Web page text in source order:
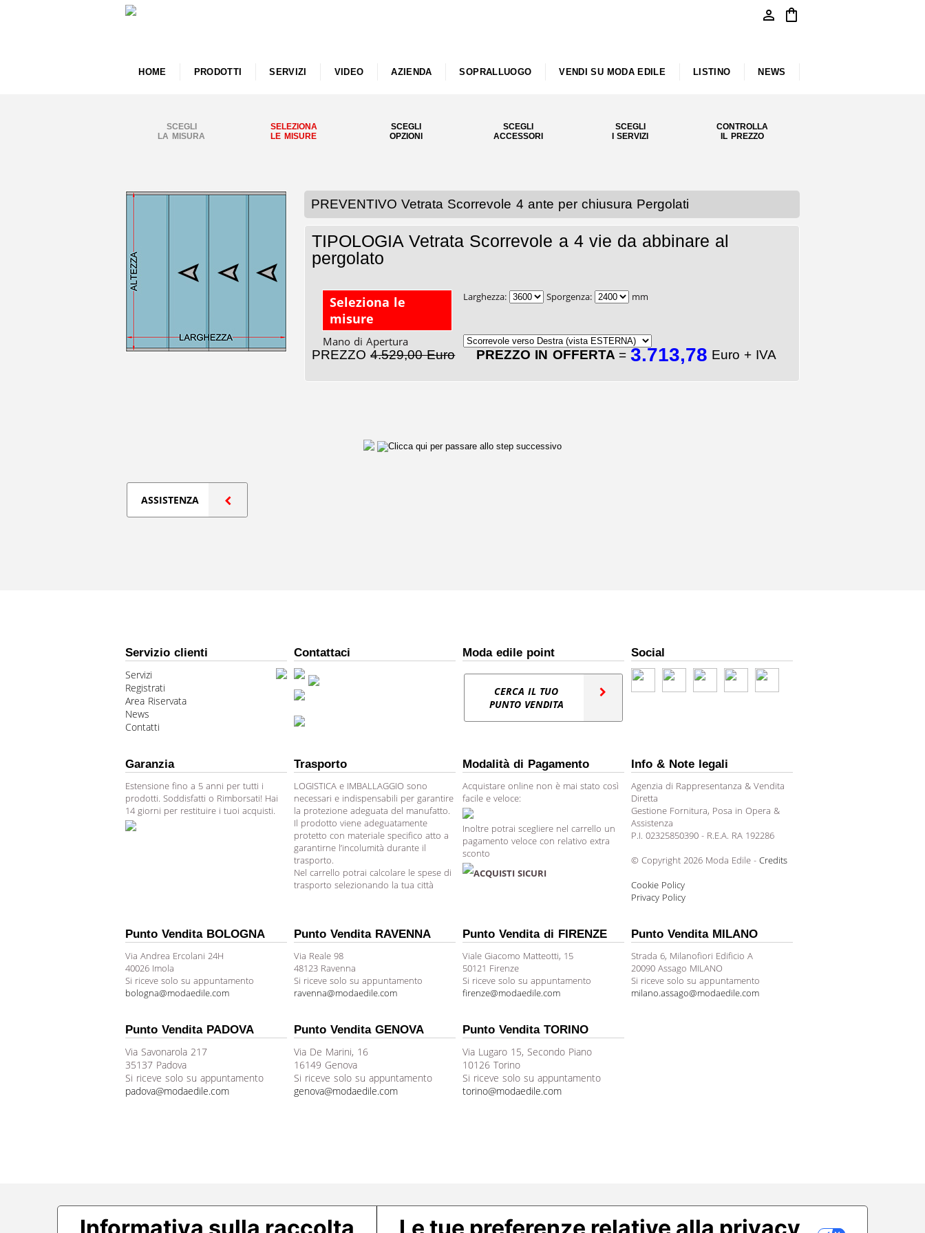
person shopping_bag
HOME PRODOTTI SERVIZI VIDEO AZIENDA SOPRALLUOGO VENDI SU MODA EDILE LISTINO NEWS
SCEGLI
LA MISURA
SELEZIONA
LE MISURE
SCEGLI
OPZIONI
SCEGLI
ACCESSORI
SCEGLI
I SERVIZI
CONTROLLA
IL PREZZO
PREVENTIVO Vetrata Scorrevole 4 ante per chiusura Pergolati
TIPOLOGIA Vetrata Scorrevole a 4 vie da abbinare al
pergolato
Seleziona le
misure
Larghezza: Sporgenza: mm
Mano di Apertura
PREZZO4.529,00 Euro PREZZO IN OFFERTA = 3.713,78 Euro + IVA
ASSISTENZA
Servizio clienti
Servizi
Registrati
Area Riservata
News
Contatti
Contattaci Moda edile point
CERCA IL TUO
PUNTO VENDITA
Social
Garanzia
Estensione fino a 5 anni per tutti i
prodotti. Soddisfatti o Rimborsati! Hai
14 giorni per restituire i tuoi acquisti.
Trasporto
LOGISTICA e IMBALLAGGIO sono
necessari e indispensabili per garantire
la protezione adeguata del manufatto.
Il prodotto viene adeguatamente
protetto con materiale specifico atto a
garantirne l’incolumità durante il
trasporto.
Nel carrello potrai calcolare le spese di
trasporto selezionando la tua città
Modalità di Pagamento
Acquistare online non è mai stato così
facile e veloce:
Inoltre potrai scegliere nel carrello un
pagamento veloce con relativo extra
sconto
ACQUISTI SICURI
Info & Note legali
Agenzia di Rappresentanza & Vendita
Diretta
Gestione Fornitura, Posa in Opera &
Assistenza
P.I. 02325850390 - R.E.A. RA 192286
© Copyright 2026 Moda Edile - Credits
Cookie Policy
Privacy Policy
Punto Vendita BOLOGNA
Via Andrea Ercolani 24H
40026 Imola
Si riceve solo su appuntamento
bologna@modaedile.com
Punto Vendita RAVENNA
Via Reale 98
48123 Ravenna
Si riceve solo su appuntamento
ravenna@modaedile.com
Punto Vendita di FIRENZE
Viale Giacomo Matteotti, 15
50121 Firenze
Si riceve solo su appuntamento
firenze@modaedile.com
Punto Vendita MILANO
Strada 6, Milanofiori Edificio A
20090 Assago MILANO
Si riceve solo su appuntamento
milano.assago@modaedile.com
Punto Vendita PADOVA
Via Savonarola 217
35137 Padova
Si riceve solo su appuntamento
padova@modaedile.com
Punto Vendita GENOVA
Via De Marini, 16
16149 Genova
Si riceve solo su appuntamento
genova@modaedile.com
Punto Vendita TORINO
Via Lugaro 15, Secondo Piano
10126 Torino
Si riceve solo su appuntamento
torino@modaedile.com